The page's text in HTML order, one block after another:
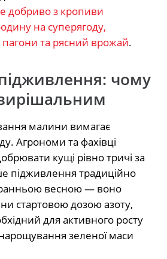
добриво з кропиви
на суперягоду,
пагони та рясний врожай.
чому
малини вимагає
Агрономи та фахівці
кущі рівно тричі за
підживлення традиційно
весною — воно
стартовою дозою азоту,
для активного росту
зеленої маси